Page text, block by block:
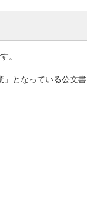
。
」となっている公文書